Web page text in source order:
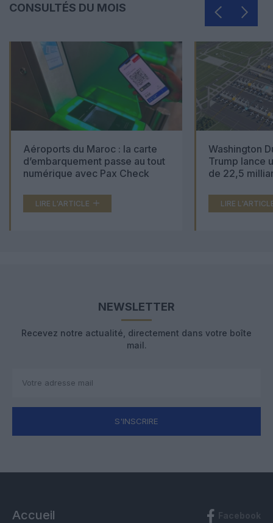
CONSULTÉS DU MOIS
Aéroports du Maroc : la carte
d’embarquement passe au tout
numérique avec Pax Check
LIRE L'ARTICLE
Washington
Trump lance
de 22,5
LIRE
NEWSLETTER
Recevez notre actualité, directement dans votre boîte
mail.
S'INSCRIRE
Accueil